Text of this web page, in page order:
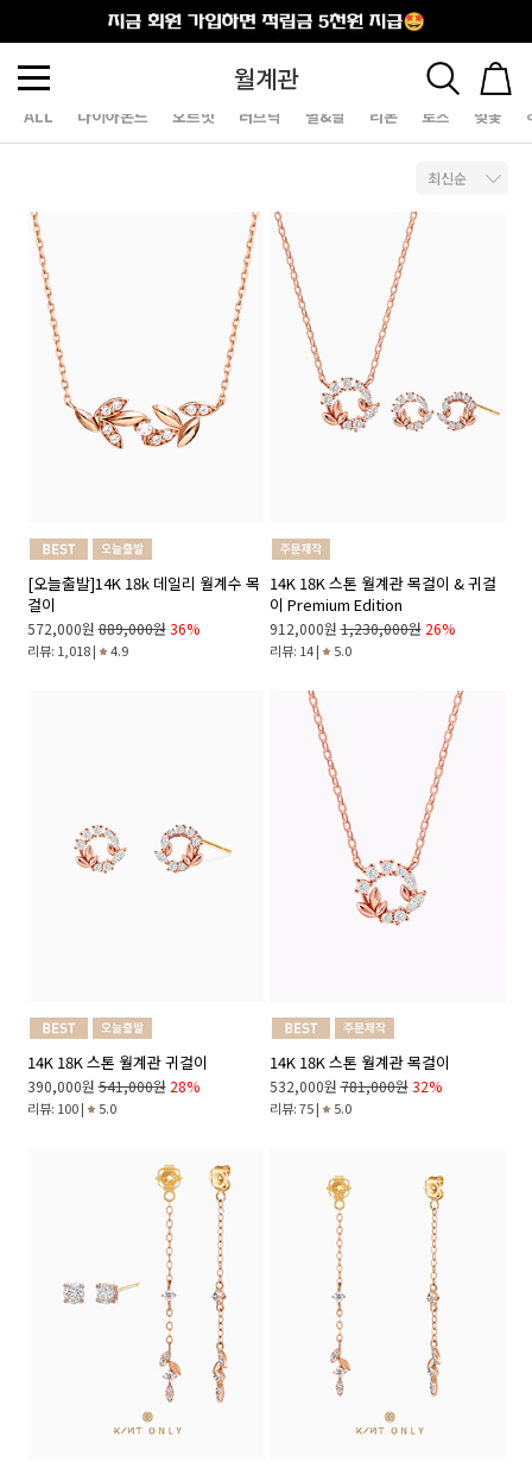
출석체크
월계관
ALL 다이아몬드 오르빗 러브락 별&달 리본 로즈 벚꽃
[오늘출발]14K 18k 데일리 월계수 목
걸이
572,000원 889,000원 36%
리뷰: 1,018 | 4.9
14K 18K 스톤 월계관 목걸이 & 귀걸
이 Premium Edition
912,000원 1,230,000원 26%
리뷰: 14 | 5.0
14K 18K 스톤 월계관 귀걸이
390,000원 541,000원 28%
리뷰: 100 | 5.0
14K 18K 스톤 월계관 목걸이
532,000원 781,000원 32%
리뷰: 75 | 5.0